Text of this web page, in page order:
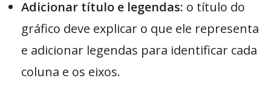
Adicionar título e legendas: o título do
gráfico deve explicar o que ele representa
e adicionar legendas para identificar cada
coluna e os eixos.